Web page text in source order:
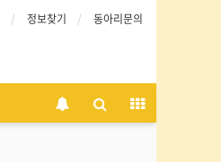
정보찾기 동아리문의